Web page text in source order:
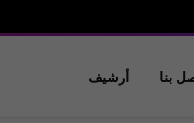
بنا أرشيف